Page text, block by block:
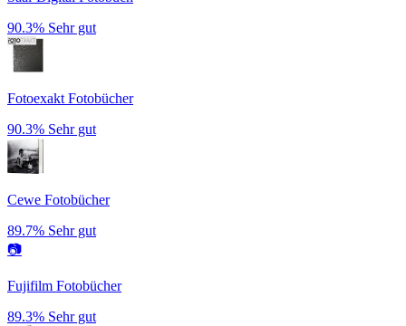
90.3% Sehr gut
Fotoexakt Fotobücher
90.3% Sehr gut
Cewe Fotobücher
89.7% Sehr gut
📷
Fujifilm Fotobücher
89.3% Sehr gut